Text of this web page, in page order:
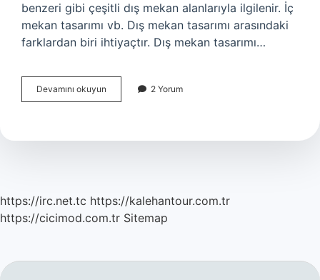
benzeri gibi çeşitli dış mekan alanlarıyla ilgilenir. İç
mekan tasarımı vb. Dış mekan tasarımı arasındaki
farklardan biri ihtiyaçtır. Dış mekan tasarımı…
Devamını okuyun
Mekan
2 Yorum
https://irc.net.tc https://kalehantour.com.tr
https://cicimod.com.tr Sitemap